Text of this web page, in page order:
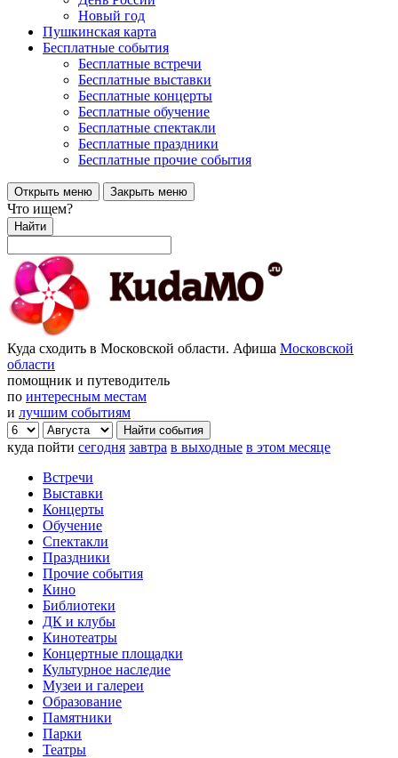
Новый год
Пушкинская карта
Бесплатные события
Бесплатные встречи
Бесплатные выставки
Бесплатные концерты
Бесплатные обучение
Бесплатные спектакли
Бесплатные праздники
Бесплатные прочие события
Открыть меню Закрыть меню
Что ищем?
Найти
Куда сходить в Московской области. Афиша Московской
области
помощник и путеводитель
по интересным местам
и лучшим событиям
куда пойти сегодня завтра в выходные в этом месяце
Встречи
Выставки
Концерты
Обучение
Спектакли
Праздники
Прочие события
Кино
Библиотеки
ДК и клубы
Кинотеатры
Концертные площадки
Культурное наследие
Музеи и галереи
Образование
Памятники
Парки
Театры